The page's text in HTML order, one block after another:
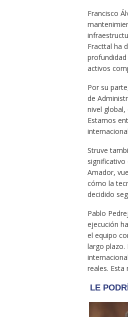
Francisco
Fracttal ha
activos
Por su
de
nivel
Estamos
Struve
significativo
Amador,
cómo la
decidido
Pablo
ejecución
el equipo
largo plazo.
reales. Esta